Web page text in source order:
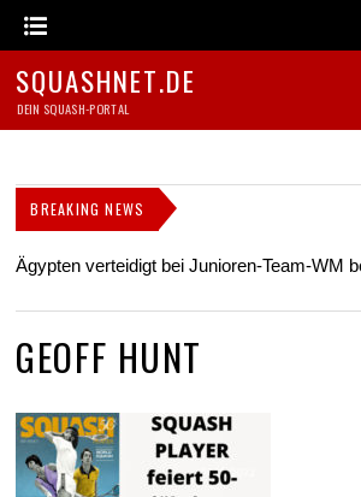
SQUASHNET.DE
DEIN SQUASH-PORTAL
BREAKING NEWS
Ägypten verteidigt bei Junioren-Team-WM
GEOFF HUNT